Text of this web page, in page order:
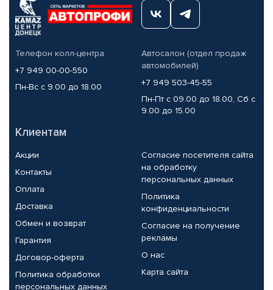
Телефон колл-центра
+7 949 00-00-550
Пн-Вс с 9.00 до 18.00
Автосалон (отдел продаж
автомобилей)
+7 949 503-45-55
Пн-Пт с 09.00 до 18.00, Сб с
9.00 до 15.00
Клиентам
Акции
Контакты
Оплата
Доставка
Обмен и возврат
Гарантия
Договор-оферта
Политика обработки
персональных данных
Согласие посетителя сайта
на обработку
персональных данных
Политика
конфиденциальности
Согласие на получение
рекламы
О нас
Карта сайта